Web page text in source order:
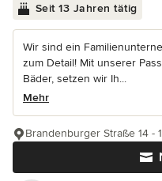
Seit 13 Jahren tätig
Wir sind ein
zum Detail! Mit unserer
Bäder, setzen wir Ih...
Mehr
Brandenburger Straße 14 -